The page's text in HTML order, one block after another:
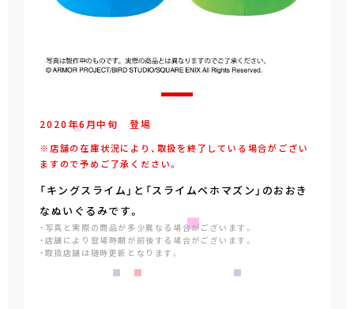
2020年6 月中旬 登場
※店舗の在庫状況により、取扱を終了している場合がござい
ますので予めご了承ください。
「キングスライム」と「スライムベホマズン」のおおき
なぬいぐるみです。
・写真と実際の商品が多少異なる場合がございます。
・店舗により登場時期が前後する場合がございます。
・取扱店舗は随時更新となります。